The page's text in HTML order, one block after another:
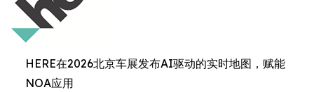
HERE在2026北京车展发布AI驱动的实时地图，赋能
NOA应用